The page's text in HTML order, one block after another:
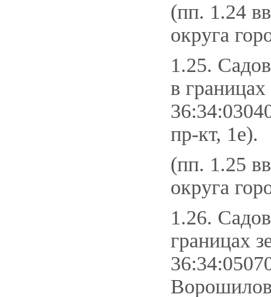
(пп. 1.24
округа
1.25.
в
пр-кт, 1е).
(пп. 1.25
округа
1.26.
границах